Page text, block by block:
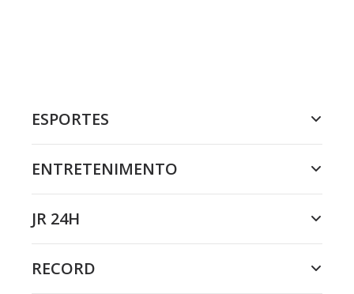
ESPORTES
ENTRETENIMENTO
JR 24H
RECORD